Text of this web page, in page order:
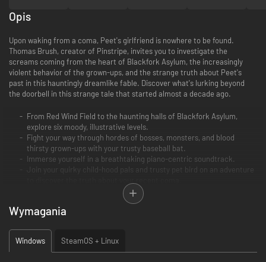
Opis
Upon waking from a coma, Peet's girlfriend is nowhere to be found.
Thomas Brush, creator of Pinstripe, invites you to investigate the
screams coming from the heart of Blackfork Asylum, the increasingly
violent behavior of the grown-ups, and the strange truth about Peet's
past in this hauntingly dreamlike fable. Discover what's lurking beyond
the doorbell in this strange tale that started almost a decade ago.
From Red Wind Field to the haunting halls of Blackfork Asylum,
explore six moody, illustrative levels.
Fight your way through hordes of bosses, monsters, and blood
thirsty grown-ups with your trusty baseball bat.
Immerse yourself in a breathtaking piano-centric soundtrack.
Join your quirky child-hood pals and trusty pet bird on an adventure
Wymagania
Windows SteamOS + Linux